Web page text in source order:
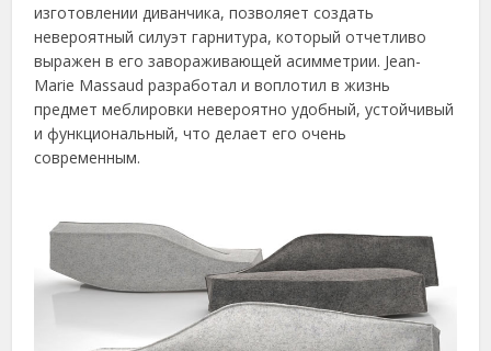
изготовлении диванчика, позволяет создать
невероятный силуэт гарнитура, который отчетливо
выражен в его завораживающей асимметрии. Jean-
Marie Massaud разработал и воплотил в жизнь
предмет меблировки невероятно удобный, устойчивый
и функциональный, что делает его очень
современным.